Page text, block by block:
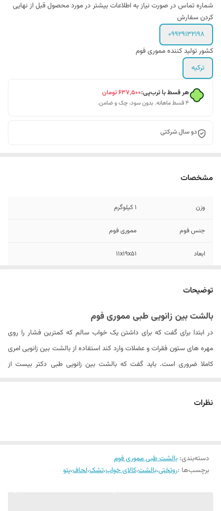
شماره تماس در صورت نیاز به اطلاعات بیشتر در مورد محصول قبل از نهایی
کردن سفارش
09929132198
کشور تولید کننده مموری فوم
ترکیه
هر قسط با ترب‌پی:۶۳۷٬۵۰۰تومان
۴ قسط ماهانه. بدون سود، چک و ضامن.
دو سال شرکتی
مشخصات
وزن 1 کیلوگرم
جنس فوم مموری فوم
ابعاد 11x19x51
بدون آنزیم در آب دمای ۳۰ درجه
گارانتی دو سال شرکتی
توضیحات
بالشت بین زانویی طبی مموری فوم
در ابتدا برای گفت که برای داشتن یک خواب سالم که کمترین فشار را روی
مهره های ستون فقرات و عضلات وارد کند استفاده از بالشت بین زانویی امری
کاملا ضروری است. باید گفت که بالشت بین زانویی طبی دکتر بیست از
بین زانو و مچ , زیر زانو ها , زیر ساق ها , زیر مچ ها , برای استفاده پشت کمر
روی تخت و مبل و زیر پاها همین طور به عنوان بالشت برای استفاده زیر سر
نظرات
دسته‌بندی: بالشت طبی مموری فوم
برچسب‌ها :روتختی،بالشت،کالای خواب،تشک،لحاف،پتو